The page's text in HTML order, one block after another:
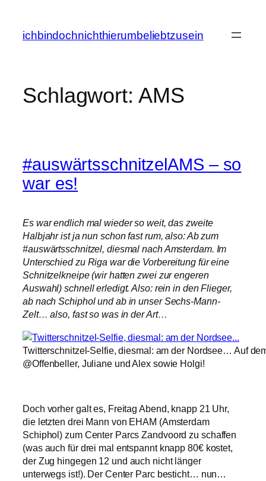
springen
ichbindochnichthierumbeliebtzusein
Schlagwort: AMS
#auswärtsschnitzelAMS – so
war es!
Es war endlich mal wieder so weit, das zweite
Halbjahr ist ja nun schon fast rum, also: Ab zum
#auswärtsschnitzel, diesmal nach Amsterdam. Im
Unterschied zu Riga war die Vorbereitung für eine
Schnitzelkneipe (wir hatten zwei zur engeren
Auswahl) schnell erledigt. Also: rein in den Flieger,
ab nach Schiphol und ab in unser Sechs-Mann-
Zelt… also, fast so was in der Art…
Twitterschnitzel-Selfie, diesmal: am der Nordsee… Auf
@Offenbeller, Juliane und Alex sowie Holgi!
Doch vorher galt es, Freitag Abend, knapp 21 Uhr,
die letzten drei Mann von EHAM (Amsterdam
Schiphol) zum Center Parcs Zandvoord zu schaffen
(was auch für drei mal entspannt knapp 80€ kostet,
der Zug hingegen 12 und auch nicht länger
unterwegs ist!). Der Center Parc besticht… nun…